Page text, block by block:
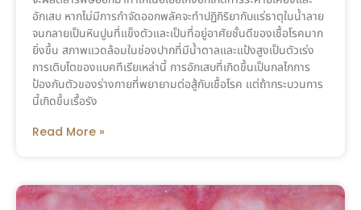
อักเสบ หากไม่มีการกำจัดออกพลัคจะทำปฏิกิริยากับแร่ธาตุในน้ำลาย
จนกลายเป็นหินปูนที่แข็งตัวและเป็นที่อยู่อาศัยชั้นดีของเชื้อโรคมาก
ยิ่งขึ้น สภาพแวดล้อมในช่องปากที่มีน้ำตาลและแป้งสูงเป็นตัวเร่ง
การเติบโตของแบคทีเรียเหล่านี้ การอักเสบที่เกิดขึ้นเป็นกลไกการ
ป้องกันตัวของร่างกายที่พยายามต่อสู้กับเชื้อโรค แต่ถ้ากระบวนการ
นี้เกิดขึ้นเรื้อรัง
Read More »